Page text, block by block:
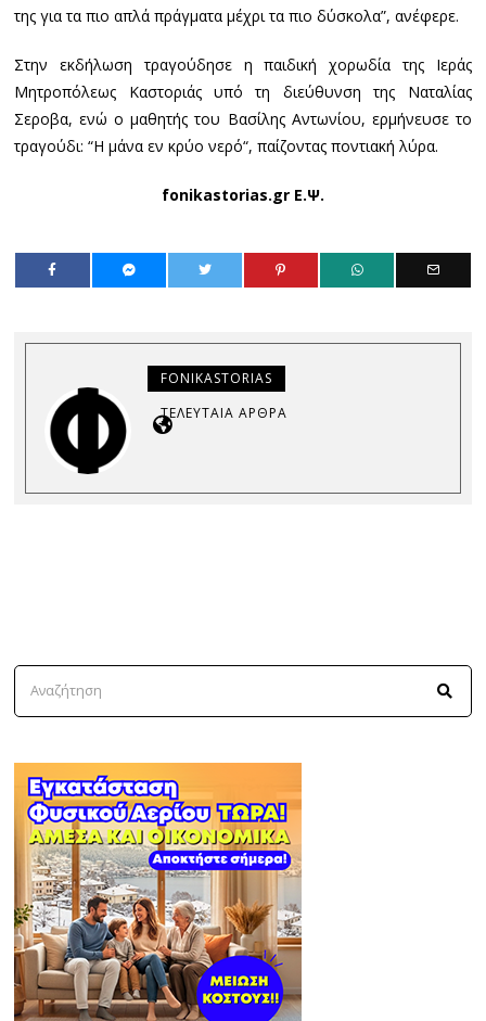
της για τα πιο απλά πράγματα μέχρι τα πιο δύσκολα”, ανέφερε.
Στην εκδήλωση τραγούδησε η παιδική χορωδία της Ιεράς
Μητροπόλεως Καστοριάς υπό τη διεύθυνση της Ναταλίας
Σεροβα, ενώ ο μαθητής του Βασίλης Αντωνίου, ερμήνευσε το
τραγούδι: “Η μάνα εν κρύο νερό“, παίζοντας ποντιακή λύρα.
fonikastorias.gr Ε.Ψ.
FONIKASTORIAS
ΤΕΛΕΥΤΑΊΑ ΆΡΘΡΑ